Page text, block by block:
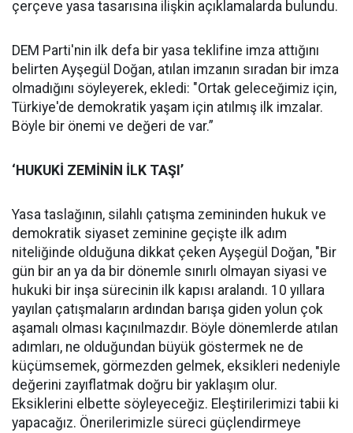
çerçeve yasa tasarısına ilişkin açıklamalarda bulundu.
DEM Parti'nin ilk defa bir yasa teklifine imza attığını
belirten Ayşegül Doğan, atılan imzanın sıradan bir imza
olmadığını söyleyerek, ekledi: "Ortak geleceğimiz için,
Türkiye'de demokratik yaşam için atılmış ilk imzalar.
Böyle bir önemi ve değeri de var.”
‘HUKUKİ ZEMİNİN İLK TAŞI’
Yasa taslağının, silahlı çatışma zemininden hukuk ve
demokratik siyaset zeminine geçişte ilk adım
niteliğinde olduğuna dikkat çeken Ayşegül Doğan, "Bir
gün bir an ya da bir dönemle sınırlı olmayan siyasi ve
hukuki bir inşa sürecinin ilk kapısı aralandı. 10 yıllara
yayılan çatışmaların ardından barışa giden yolun çok
aşamalı olması kaçınılmazdır. Böyle dönemlerde atılan
adımları, ne olduğundan büyük göstermek ne de
küçümsemek, görmezden gelmek, eksikleri nedeniyle
değerini zayıflatmak doğru bir yaklaşım olur.
Eksiklerini elbette söyleyeceğiz. Eleştirilerimizi tabii ki
yapacağız. Önerilerimizle süreci güçlendirmeye